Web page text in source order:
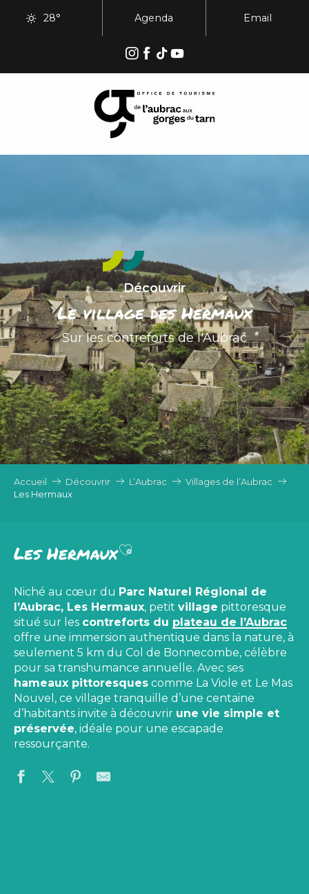
28° Agenda Email
Découvrir
Le village des Hermaux
Sur les contreforts de l'Aubrac
Accueil Découvrir L’Aubrac
Villages de l’Aubrac
Les Hermaux
Les HermauxAjouter aux favoris
Niché au cœur du Parc Naturel Régional de
l’Aubrac, Les Hermaux, petit village pittoresque
situé sur les contreforts du plateau de l’Aubrac
offre une immersion authentique dans la nature, à
seulement 5 km du Col de Bonnecombe, célèbre
pour sa transhumance annuelle. Avec ses
hameaux pittoresques comme La Viole et Le Mas
Nouvel, ce village tranquille d’une centaine
d’habitants invite à découvrir une vie simple et
préservée, idéale pour une escapade
ressourçante.